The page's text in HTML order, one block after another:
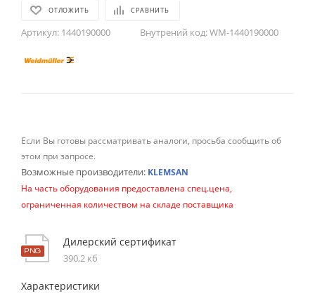
ОТЛОЖИТЬ СРАВНИТЬ
Артикул: 1440190000 Внутрений код:WM-1440190000
Если Вы готовы рассматривать аналоги, просьба сообщить об
этом при запросе.
Возможные производители: KLEMSAN
На часть оборудования предоставлена спец.цена,
ограниченная количеством на складе поставщика
Дилерский сертификат
390,2 кб
Характеристики